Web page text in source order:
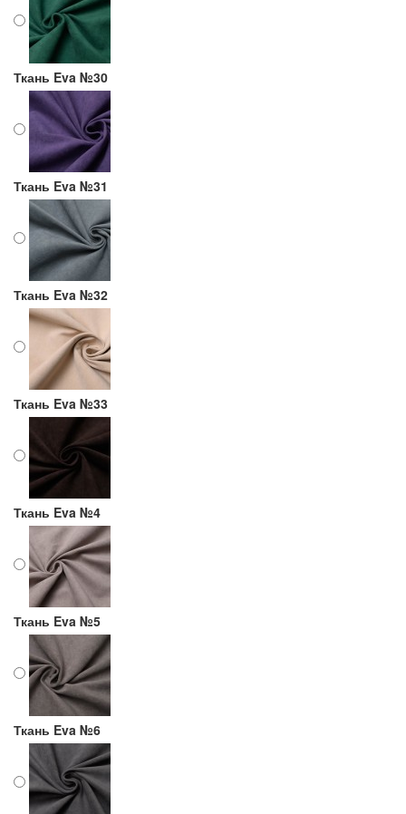
Ткань Eva №30
Ткань Eva №31
Ткань Eva №32
Ткань Eva №33
Ткань Eva №4
Ткань Eva №5
Ткань Eva №6